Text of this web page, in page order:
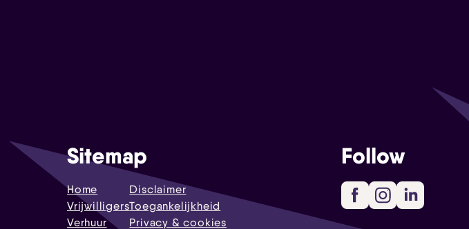
Sitemap
Home
Vrijwilligers
Verhuur
Disclaimer
Toegankelijkheid
Privacy & cookies
Follow
FacebookInstagram